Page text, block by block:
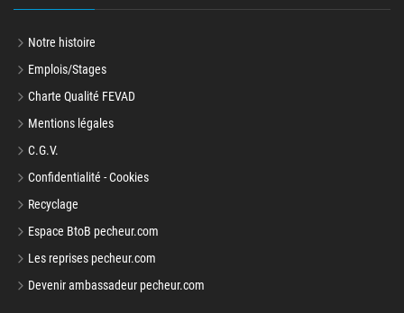
Notre histoire
Emplois/Stages
Charte Qualité FEVAD
Mentions légales
C.G.V.
Confidentialité - Cookies
Recyclage
Espace BtoB pecheur.com
Les reprises pecheur.com
Devenir ambassadeur pecheur.com